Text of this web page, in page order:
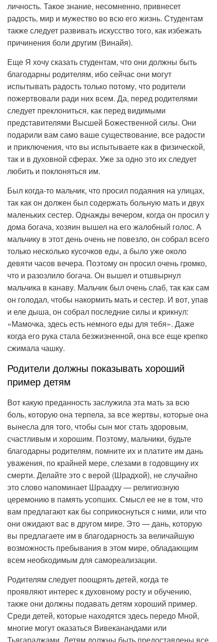
личность. Такое знание, несомненно, привнесет
радость, мир и мужество во всю его жизнь. Студентам
также следует развивать искусство того, как избежать
причинения боли другим (Винайя).
Еще Я хочу сказать студентам, что они должны быть
благодарны родителям, ибо сейчас они могут
испытывать радость только потому, что родители
пожертвовали ради них всем. Да, перед родителями
следует преклониться, как перед видимыми
представителями Высшей Божественной силы. Они
подарили вам само ваше существование, все радости
и приключения, что вы испытываете как в физической,
так и в духовной сферах. Уже за одно это их следует
любить и поклоняться им.
Был когда-то мальчик, что просил подаяния на улицах,
так как он должен был содержать больную мать и двух
маленьких сестер. Однажды вечером, когда он просил у
дома богача, хозяин вышел на его жалобный голос. А
мальчику в этот день очень не повезло, он собрал всего
только несколько кусочков еды, а было уже около
девяти часов вечера. Поэтому он просил очень громко,
что и разозлило богача. Он вышел и отшвырнул
мальчика в канаву. Мальчик был очень слаб, так как сам
он голодал, чтобы накормить мать и сестер. И вот, упав
и еле дыша, он собрал последние силы и крикнул:
«Мамочка, здесь есть немного еды для тебя». Даже
когда его рука стала безжизненной, она все еще крепко
сжимала чашку.
Родители должны показывать хороший
пример детям
Вот какую преданность заслужила эта мать за всю
боль, которую она терпела, за все жертвы, которые она
вынесла для того, чтобы сын мог стать здоровым,
счастливым и хорошим. Поэтому, мальчики, будьте
благодарны родителям, помните их и платите им дань
уважения, по крайней мере, слезами в годовщину их
смерти. Делайте это с верой (Шрадхой), не случайно
это слово напоминает Шраадху — религиозную
церемонию в память усопших. Смысл ее не в том, что
вам предлагают как бы соприкоснуться с ними, или что
они ожидают вас в другом мире. Это — дань, которую
вы предлагаете им в благодарность за величайшую
возможность пребывания в этом мире, обладающим
всем необходимым для самореализации.
Родителям следует поощрять детей, когда те
проявляют интерес к духовному росту и обучению,
также они должны подавать детям хороший пример.
Среди детей, которые находятся здесь передо Мной,
многие могут оказаться Вивеканандами или